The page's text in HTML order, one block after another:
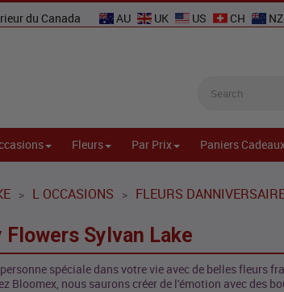
du Canada AU UK US CH NZ
Fleurs Par Prix Paniers
> L OCCASIONS > FLEURS
Sylvan Lake
spéciale dans votre vie avec de belles fleurs
Bloomex, nous saurons créer de l'émotion avec